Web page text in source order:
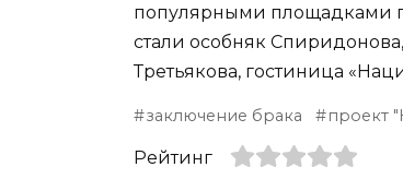
популярными площадками
стали особняк
Третьякова, гостиница
заключение брака проект
Рейтинг